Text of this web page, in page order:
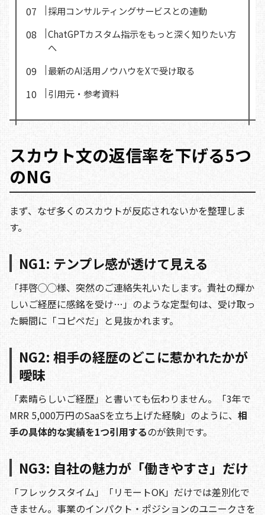
採用コンサルティングサービスとの連動
ChatGPTカスタム指示をもっと深く知りたい方
へ
最新のAI活用ノウハウをXで受け取る
引用元・参考資料
スカウト文の返信率を下げる5つ
のNG
まず、なぜ多くのスカウトが反応されないかを整理しま
す。
NG1: テンプレ感が透けて見える
「拝啓◯◯様、突然のご連絡失礼いたします。貴社の輝か
しいご経歴に感銘を受け…」のような定型句は、受け取っ
た瞬間に「コピペだ」と見抜かれます。
NG2: 相手の経歴のどこに惹かれたかが
曖昧
「素晴らしいご経歴」と書いても伝わりません。「3年で
MRR 5,000万円のSaaSを立ち上げた経験」のように、 相
手の具体的な実績を1つ引用するのが鉄則です。
NG3: 自社の魅力が「働きやすさ」だけ
「フレックスタイム」「リモートOK」だけでは差別化で
きません。事業のインパクト・ポジションのユニークさを